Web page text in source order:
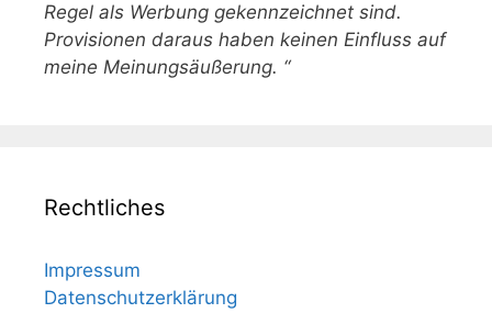
Regel als Werbung gekennzeichnet sind.
Provisionen daraus haben keinen Einfluss auf
meine Meinungsäußerung. “
Rechtliches
Impressum
Datenschutzerklärung